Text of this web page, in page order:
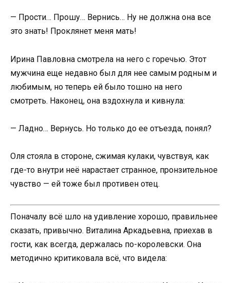
— Прости… Прошу… Вернись… Ну не должна она все
это знать! Проклянет меня мать!
Ирина Павловна смотрела на него с горечью. Этот
мужчина еще недавно был для нее самым родным и
любимым, но теперь ей было тошно на него
смотреть. Наконец, она вздохнула и кивнула:
— Ладно… Вернусь. Но только до ее отъезда, понял?
Оля стояла в стороне, сжимая кулаки, чувствуя, как
где-то внутри неё нарастает странное, пронзительное
чувство — ей тоже был противен отец.
Поначалу всё шло на удивление хорошо, правильнее
сказать, привычно. Виталина Аркадьевна, приехав в
гости, как всегда, держалась по-королевски. Она
методично критиковала всё, что видела: